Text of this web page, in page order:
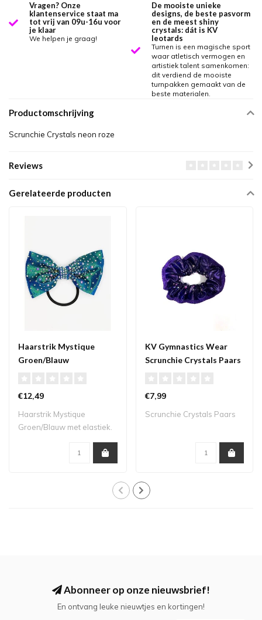
Vragen? Onze
klantenservice staat ma
tot vrij van 09u-16u voor
je klaar
We helpen je graag!
De mooiste unieke
designs, de beste pasvorm
en de meest shiny
crystals: dát is KV
leotards
Turnen is een magische sport
waar atletisch vermogen en
artistiek talent samenkomen:
dit verdiend de mooiste
turnpakken gemaakt van de
beste materialen.
Productomschrijving
Scrunchie Crystals neon roze
Reviews
Gerelateerde producten
Haarstrik Mystique
Groen/Blauw
€12,49
Haarstrik Mystique
Groen/Blauw met elastiek.
KV Gymnastics Wear
Scrunchie Crystals Paars
€7,99
Scrunchie Crystals Paars
Abonneer op onze nieuwsbrief!
En ontvang leuke nieuwtjes en kortingen!